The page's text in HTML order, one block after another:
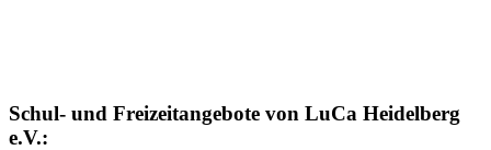
Schul- und Freizeitangebote von LuCa Heidelberg
e.V.: